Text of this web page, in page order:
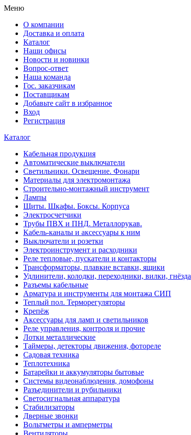
Меню
О компании
Доставка и оплата
Каталог
Наши офисы
Новости и новинки
Вопрос-ответ
Наша команда
Гос. заказчикам
Поставщикам
Добавьте сайт в избранное
Вход
Регистрация
Каталог
Кабельная продукция
Автоматические выключатели
Светильники. Освещение. Фонари
Материалы для электромонтажа
Строительно-монтажный инструмент
Лампы
Щиты. Шкафы. Боксы. Корпуса
Электросчетчики
Трубы ПВХ и ПНД. Металлорукав.
Кабель-каналы и аксессуары к ним
Выключатели и розетки
Электроинструмент и расходники
Реле тепловые, пускатели и контакторы
Трансформаторы, плавкие вставки, ящики
Удлинители, колодки, переходники, вилки, гнёзда
Разъемы кабельные
Арматура и инструменты для монтажа СИП
Теплый пол. Терморегуляторы
Крепёж
Аксессуары для ламп и светильников
Реле управления, контроля и прочие
Лотки металлические
Таймеры, детекторы движения, фотореле
Садовая техника
Теплотехника
Батарейки и аккумуляторы бытовые
Системы видеонаблюдения, домофоны
Разъединители и рубильники
Светосигнальная аппаратура
Стабилизаторы
Дверные звонки
Вольтметры и амперметры
Вентиляторы